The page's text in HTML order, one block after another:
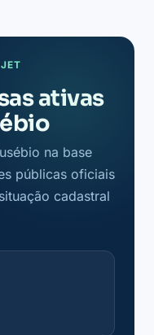
ativas
na base
públicas oficiais
cadastral